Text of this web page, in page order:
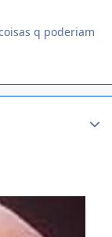
q poderiam